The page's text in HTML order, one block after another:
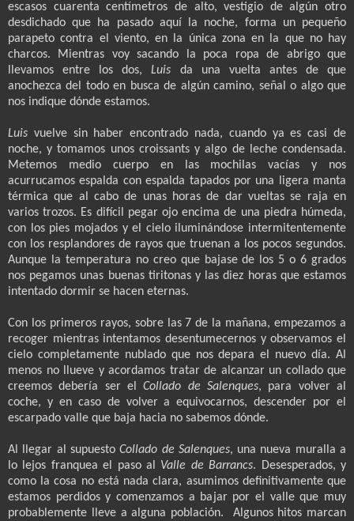
escasos cuarenta centímetros de alto, vestigio de algún otro
desdichado que ha pasado aquí la noche, forma un pequeño
parapeto contra el viento, en la única zona en la que no hay
charcos. Mientras voy sacando la poca ropa de abrigo que
llevamos entre los dos,Luis da una vuelta antes de que
anochezca del todo en busca de algún camino, señal o algo que
nos indique dónde estamos.
Luis vuelve sin haber encontrado nada, cuando ya es casi de
noche, y tomamos unos croissants y algo de leche condensada.
Metemos medio cuerpo en las mochilas vacías y nos
acurrucamos espalda con espalda tapados por una ligera manta
térmica que al cabo de unas horas de dar vueltas se raja en
varios trozos. Es difícil pegar ojo encima de una piedra húmeda,
con los pies mojados y el cielo iluminándose intermitentemente
con los resplandores de rayos que truenan a los pocos segundos.
Aunque la temperatura no creo que bajase de los 5 o 6 grados
nos pegamos unas buenas tiritonas y las diez horas que estamos
intentado dormir se hacen eternas.
Con los primeros rayos, sobre las 7 de la mañana, empezamos a
recoger mientras intentamos desentumecernos y observamos el
cielo completamente nublado que nos depara el nuevo día. Al
menos no llueve y acordamos tratar de alcanzar un collado que
creemos debería ser elCollado de Salenques, para volver al
coche, y en caso de volver a equivocarnos, descender por el
escarpado valle que baja hacia no sabemos dónde.
Al llegar al supuestoCollado de Salenques, una nueva muralla a
lo lejos franquea el paso al Valle de Barrancs. Desesperados, y
como la cosa no está nada clara, asumimos definitivamente que
estamos perdidos y comenzamos a bajar por el valle que muy
probablemente lleve a alguna población.
Algunos hitos marcan